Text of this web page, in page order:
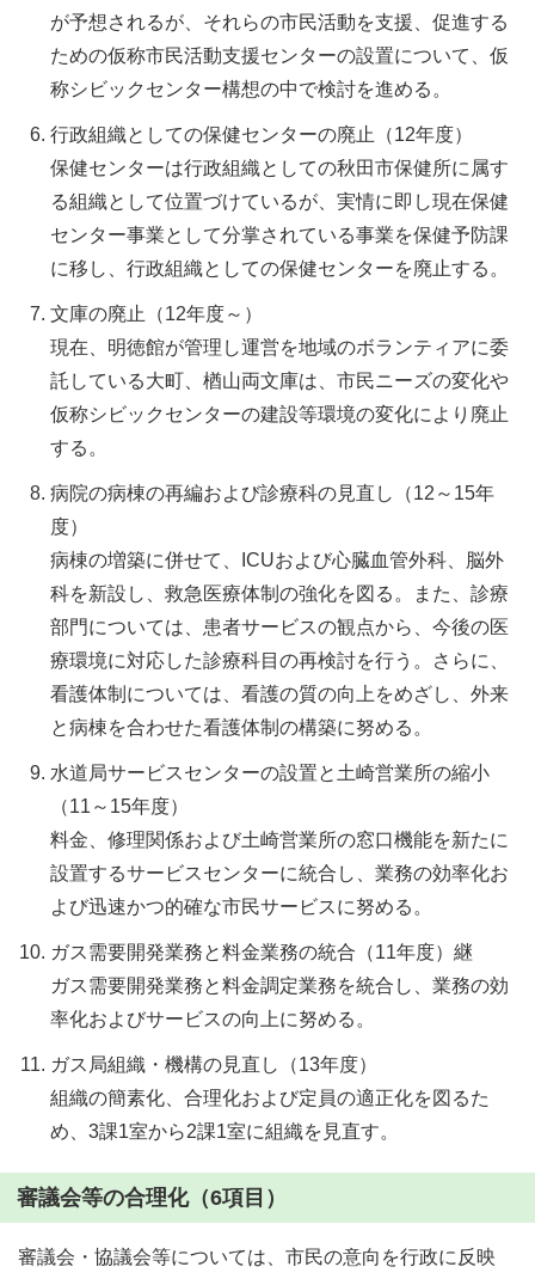
が予想されるが、それらの市民活動を支援、促進する
ための仮称市民活動支援センターの設置について、仮
称シビックセンター構想の中で検討を進める。
行政組織としての保健センターの廃止（12年度）
保健センターは行政組織としての秋田市保健所に属す
る組織として位置づけているが、実情に即し現在保健
センター事業として分掌されている事業を保健予防課
に移し、行政組織としての保健センターを廃止する。
文庫の廃止（12年度～）
現在、明徳館が管理し運営を地域のボランティアに委
託している大町、楢山両文庫は、市民ニーズの変化や
仮称シビックセンターの建設等環境の変化により廃止
する。
病院の病棟の再編および診療科の見直し（12～15年
度）
病棟の増築に併せて、ICUおよび心臓血管外科、脳外
科を新設し、救急医療体制の強化を図る。また、診療
部門については、患者サービスの観点から、今後の医
療環境に対応した診療科目の再検討を行う。さらに、
看護体制については、看護の質の向上をめざし、外来
と病棟を合わせた看護体制の構築に努める。
水道局サービスセンターの設置と土崎営業所の縮小
（11～15年度）
料金、修理関係および土崎営業所の窓口機能を新たに
設置するサービスセンターに統合し、業務の効率化お
よび迅速かつ的確な市民サービスに努める。
ガス需要開発業務と料金業務の統合（11年度）継
ガス需要開発業務と料金調定業務を統合し、業務の効
率化およびサービスの向上に努める。
ガス局組織・機構の見直し（13年度）
組織の簡素化、合理化および定員の適正化を図るた
め、3課1室から2課1室に組織を見直す。
審議会等の合理化（6項目）
審議会・協議会等については、市民の意向を行政に反映